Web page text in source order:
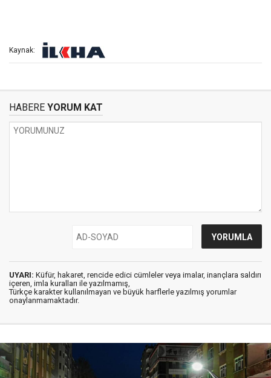
Kaynak:
HABERE YORUM KAT
UYARI: Küfür, hakaret, rencide edici cümleler veya imalar, inançlara saldırı
içeren, imla kuralları ile yazılmamış,
Türkçe karakter kullanılmayan ve büyük harflerle yazılmış yorumlar
onaylanmamaktadır.